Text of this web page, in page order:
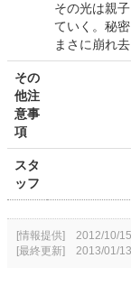
その光は親
ていく。秘
まさに崩れ
その
他注
意事
項
スタ
ッフ
[情報提供] 2012/10/
[最終更新] 2013/01/